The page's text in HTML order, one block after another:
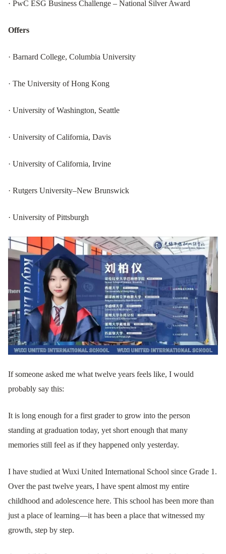
· PwC ESG Business Challenge – National Silver Award
Offers
· Barnard College, Columbia University
· The University of Hong Kong
· University of Washington, Seattle
· University of California, Davis
· University of California, Irvine
· Rutgers University–New Brunswick
· University of Pittsburgh
If someone asked me what twelve years feels like, I would
probably say this:
It is long enough for a first grader to grow into the person
standing at graduation today, yet short enough that many
memories still feel as if they happened only yesterday.
I have studied at Wuxi United International School since Grade 1.
Over the past twelve years, I have spent almost my entire
childhood and adolescence here. This school has been more than
just a place of learning—it has been a place that witnessed my
growth, step by step.